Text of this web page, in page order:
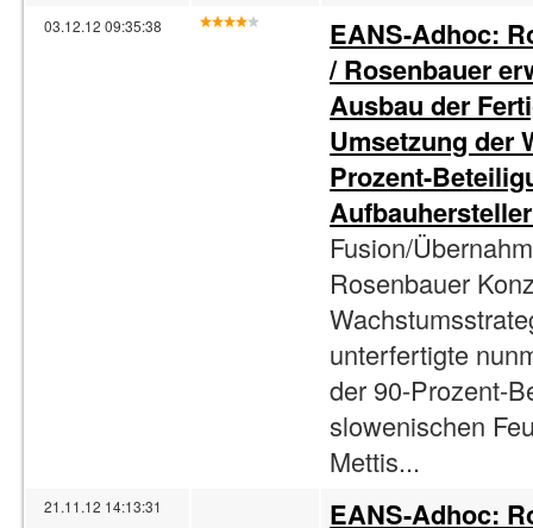
03.12.12 09:35:38
EANS-Adhoc:
/ Rosenbauer
Ausbau der
Umsetzung der
Prozent-
Fusion/
Rosenbauer
unterfertigte
der 90-Prozent-
slowenischen
Mettis...
21.11.12 14:13:31 EANS-Adhoc: